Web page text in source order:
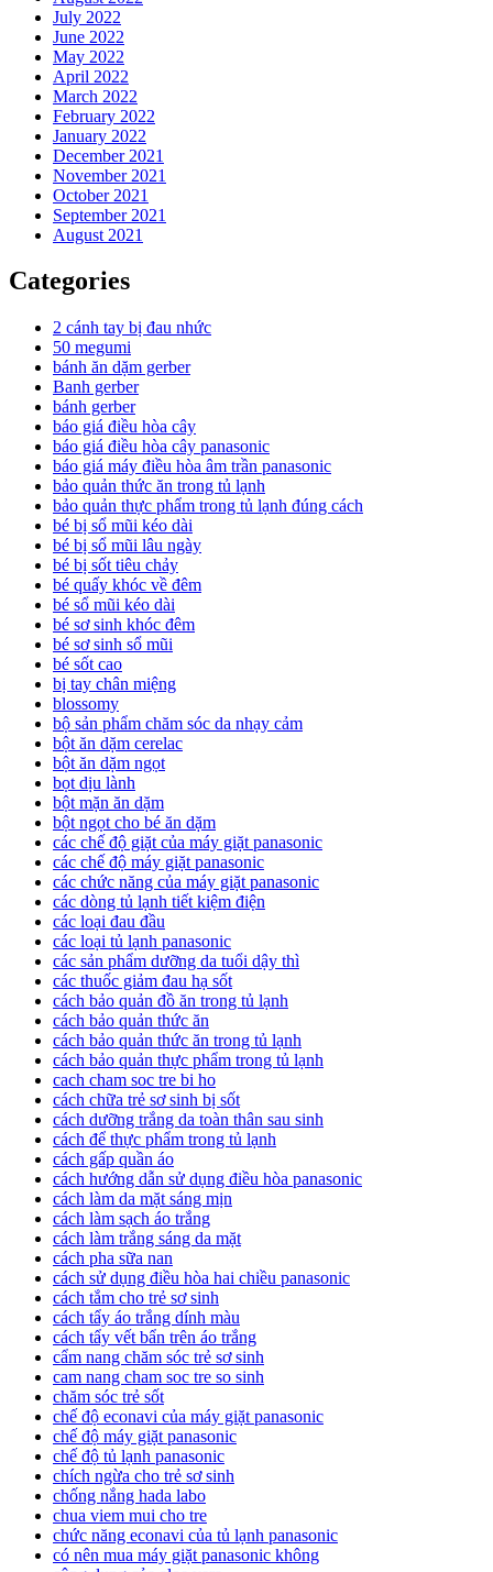
July 2022
June 2022
May 2022
April 2022
March 2022
February 2022
January 2022
December 2021
November 2021
October 2021
September 2021
August 2021
Categories
2 cánh tay bị đau nhức
50 megumi
bánh ăn dặm gerber
Banh gerber
bánh gerber
báo giá điều hòa cây
báo giá điều hòa cây panasonic
báo giá máy điều hòa âm trần panasonic
bảo quản thức ăn trong tủ lạnh
bảo quản thực phẩm trong tủ lạnh đúng cách
bé bị sổ mũi kéo dài
bé bị sổ mũi lâu ngày
bé bị sốt tiêu chảy
bé quấy khóc về đêm
bé sổ mũi kéo dài
bé sơ sinh khóc đêm
bé sơ sinh sổ mũi
bé sốt cao
bị tay chân miệng
blossomy
bộ sản phẩm chăm sóc da nhạy cảm
bột ăn dặm cerelac
bột ăn dặm ngọt
bọt dịu lành
bột mặn ăn dặm
bột ngọt cho bé ăn dặm
các chế độ giặt của máy giặt panasonic
các chế độ máy giặt panasonic
các chức năng của máy giặt panasonic
các dòng tủ lạnh tiết kiệm điện
các loại đau đầu
các loại tủ lạnh panasonic
các sản phẩm dưỡng da tuổi dậy thì
các thuốc giảm đau hạ sốt
cách bảo quản đồ ăn trong tủ lạnh
cách bảo quản thức ăn
cách bảo quản thức ăn trong tủ lạnh
cách bảo quản thực phẩm trong tủ lạnh
cach cham soc tre bi ho
cách chữa trẻ sơ sinh bị sốt
cách dưỡng trắng da toàn thân sau sinh
cách để thực phẩm trong tủ lạnh
cách gấp quần áo
cách hướng dẫn sử dụng điều hòa panasonic
cách làm da mặt sáng mịn
cách làm sạch áo trắng
cách làm trắng sáng da mặt
cách pha sữa nan
cách sử dụng điều hòa hai chiều panasonic
cách tắm cho trẻ sơ sinh
cách tẩy áo trắng dính màu
cách tẩy vết bẩn trên áo trắng
cẩm nang chăm sóc trẻ sơ sinh
cam nang cham soc tre so sinh
chăm sóc trẻ sốt
chế độ econavi của máy giặt panasonic
chế độ máy giặt panasonic
chế độ tủ lạnh panasonic
chích ngừa cho trẻ sơ sinh
chống nắng hada labo
chua viem mui cho tre
chức năng econavi của tủ lạnh panasonic
có nên mua máy giặt panasonic không